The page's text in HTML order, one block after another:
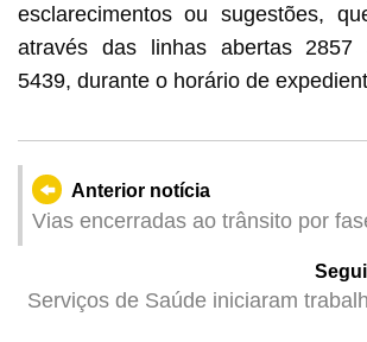
esclarecimentos ou sugestões,
através das linhas abertas
5439, durante o horário de
Anterior notícia
Vias encerradas ao trânsito por
desentupimento de esgotos pelo
Serviços de Saúde iniciaram